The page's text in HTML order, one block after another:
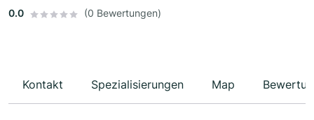
0.0
(0 Bewertungen)
Kontakt Spezialisierungen Map